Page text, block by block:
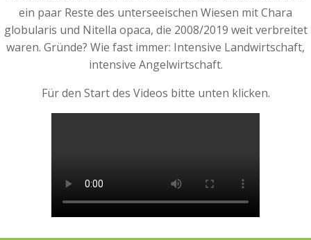
ein paar Reste des unterseeischen Wiesen mit Chara
globularis und Nitella opaca, die 2008/2019 weit verbreitet
waren. Gründe? Wie fast immer: Intensive Landwirtschaft,
intensive Angelwirtschaft.
Für den Start des Videos bitte unten klicken.